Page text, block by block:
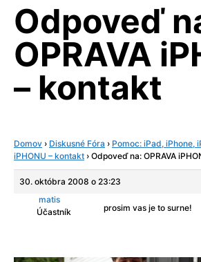
Odpoveď
OPRAVA
– kontakt
Domov › Diskusné Fóra › Pomoc: iPad, iPhone,
iPHONU – kontakt › Odpoveď na: OPRAVA
30. októbra 2008 o 23:23
matis
Účastník
prosim vas je to surne!